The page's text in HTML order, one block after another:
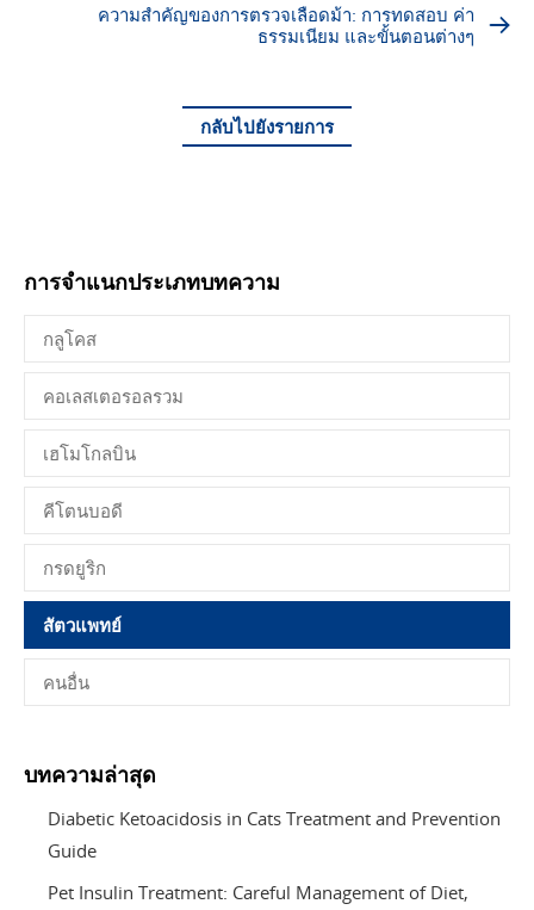
ความสำคัญของการตรวจเลือดม้า: การทดสอบ ค่า
ธรรมเนียม และขั้นตอนต่างๆ
กลับไปยังรายการ
การจำแนกประเภทบทความ
กลูโคส
คอเลสเตอรอลรวม
เฮโมโกลบิน
คีโตนบอดี
กรดยูริก
สัตวแพทย์
คนอื่น
บทความล่าสุด
Diabetic Ketoacidosis in Cats Treatment and Prevention
Guide
Pet Insulin Treatment: Careful Management of Diet,